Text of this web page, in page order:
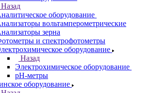
Назад
оборудование
вольтамперометрические
зерна
и спектрофотометры
оборудование
Назад
Электрохимическое оборудование
pH-метры
оборудование